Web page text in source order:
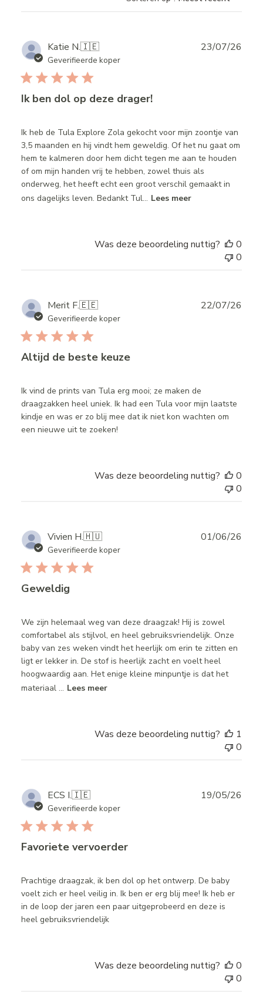
Katie N.🇮🇪
Geverifieerde koper
Ik ben dol op deze drager!
Ik heb de Tula Explore Zola gekocht voor mijn zoontje van
3,5 maanden en hij vindt hem geweldig. Of het nu gaat om
hem te kalmeren door hem dicht tegen me aan te houden
of om mijn handen vrij te hebben, zowel thuis als
onderweg, het heeft echt een groot verschil gemaakt in
ons dagelijks leven. Bedankt Tul... Lees meer
23/07/26
Was deze beoordeling nuttig?
0
0
Merit F.🇪🇪
Geverifieerde koper
Altijd de beste keuze
Ik vind de prints van Tula erg mooi; ze maken de
draagzakken heel uniek. Ik had een Tula voor mijn laatste
kindje en was er zo blij mee dat ik niet kon wachten om
een nieuwe uit te zoeken!
22/07/26
Was deze beoordeling nuttig?
0
0
Vivien H.🇭🇺
Geverifieerde koper
Geweldig
We zijn helemaal weg van deze draagzak! Hij is zowel
comfortabel als stijlvol, en heel gebruiksvriendelijk. Onze
baby van zes weken vindt het heerlijk om erin te zitten en
ligt er lekker in. De stof is heerlijk zacht en voelt heel
hoogwaardig aan. Het enige kleine minpuntje is dat het
materiaal ... Lees meer
01/06/26
Was deze beoordeling nuttig?
1
0
ECS I.🇮🇪
Geverifieerde koper
Favoriete vervoerder
Prachtige draagzak, ik ben dol op het ontwerp. De baby
voelt zich er heel veilig in. Ik ben er erg blij mee! Ik heb er
in de loop der jaren een paar uitgeprobeerd en deze is
heel gebruiksvriendelijk
19/05/26
Was deze beoordeling nuttig?
0
0